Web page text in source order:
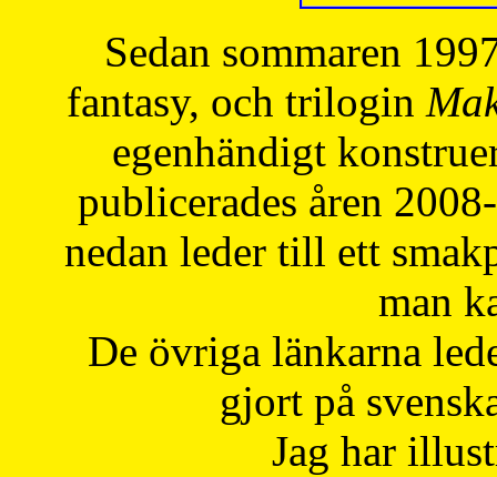
Sedan sommaren
fantasy, och trilogin
egenhändigt
publicerades åren
nedan leder till ett
man
De övriga länkarna
gjort på
Jag har